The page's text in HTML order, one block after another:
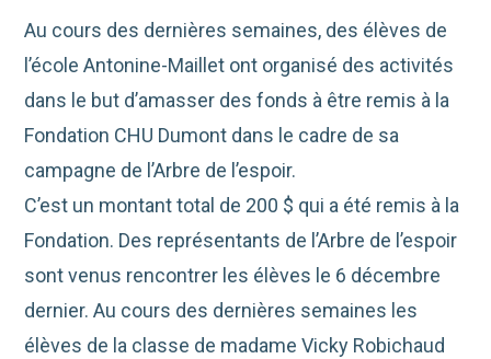
Au cours des dernières semaines, des élèves de
l’école Antonine-Maillet ont organisé des activités
dans le but d’amasser des fonds à être remis à la
Fondation CHU Dumont dans le cadre de sa
campagne de l’Arbre de l’espoir.
C’est un montant total de 200 $ qui a été remis à la
Fondation. Des représentants de l’Arbre de l’espoir
sont venus rencontrer les élèves le 6 décembre
dernier. Au cours des dernières semaines les
élèves de la classe de madame Vicky Robichaud